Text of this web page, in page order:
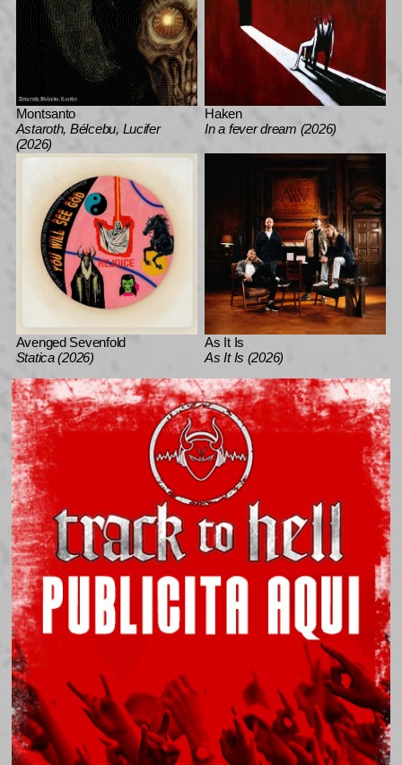
Montsanto
Astaroth, Bélcebu, Lucifer
(2026)
Haken
In a fever dream (2026)
Avenged Sevenfold
Statica (2026)
As It Is
As It Is (2026)